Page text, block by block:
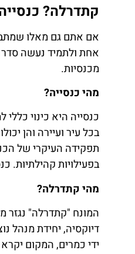
קתדרלה?
אם אתם גם מאלו
אחת ולתמיד נעשה סדר
מכנסיות.
מהי כנסייה?
כנסייה היא כינוי
בכל עיר ועיירה והן
תפקידה העיקרי של
בפעילויות קהילתיות.
מהי קתדרלה?
המונח "קתדרלה"
דיוקסיה, יחידת מנהל
ידי כמרים, המקום